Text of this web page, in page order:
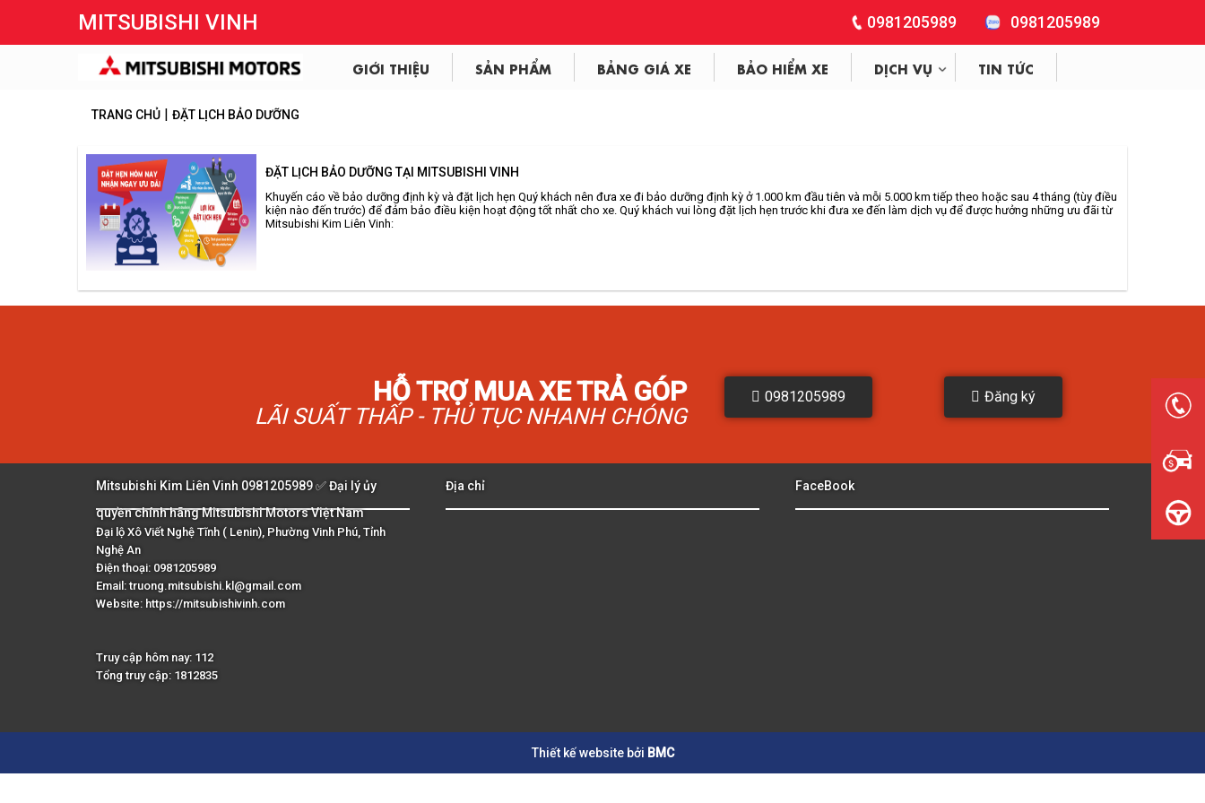
MITSUBISHI VINH 0981205989
0981205989
GIỚI THIỆU SẢN PHẨM BẢNG GIÁ XE BẢO HIỂM XE DỊCH VỤ TIN TỨC
TRANG CHỦ | ĐẶT LỊCH BẢO DƯỠNG
ĐẶT LỊCH BẢO DƯỠNG TẠI MITSUBISHI VINH
Khuyến cáo về bảo dưỡng định kỳ và đặt lịch hẹn Quý khách nên đưa xe đi bảo dưỡng định kỳ ở 1.000 km đầu tiên và mỗi 5.000 km tiếp theo hoặc sau 4 tháng (tùy điều
kiện nào đến trước) để đảm bảo điều kiện hoạt động tốt nhất cho xe. Quý khách vui lòng đặt lịch hẹn trước khi đưa xe đến làm dịch vụ để được hưởng những ưu đãi từ
Mitsubishi Kim Liên Vinh:
HỖ TRỢ MUA XE TRẢ GÓP
LÃI SUẤT THẤP - THỦ TỤC NHANH CHÓNG
0981205989 Đăng ký
Mitsubishi Kim Liên Vinh 0981205989 ✅ Đại lý ủy
quyền chính hãng Mitsubishi Motors Việt Nam
Đại lộ Xô Viết Nghệ Tĩnh ( Lenin), Phường Vinh Phú, Tỉnh
Nghệ An
Điện thoại: 0981205989
Email: truong.mitsubishi.kl@gmail.com
Website: https://mitsubishivinh.com
Truy cập hôm nay: 112
Tổng truy cập: 1812835
Địa chỉ FaceBook
Thiết kế website bởi BMC